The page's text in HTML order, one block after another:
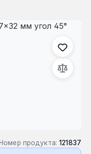
Номер продукта: 121837